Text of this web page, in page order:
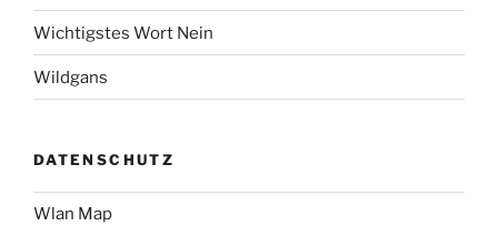
Wichtigstes Wort Nein
Wildgans
DATENSCHUTZ
Wlan Map